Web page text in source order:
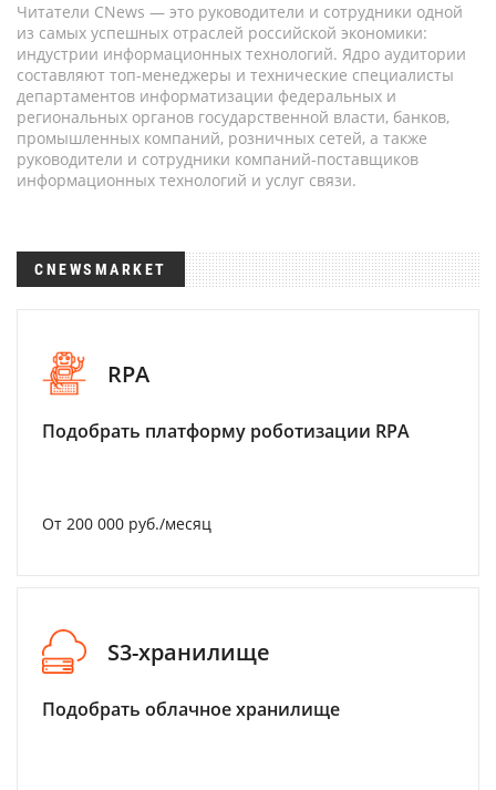
Читатели CNews — это руководители и сотрудники одной
из самых успешных отраслей российской экономики:
индустрии информационных технологий. Ядро аудитории
составляют топ-менеджеры и технические специалисты
департаментов информатизации федеральных и
региональных органов государственной власти, банков,
промышленных компаний, розничных сетей, а также
руководители и сотрудники компаний-поставщиков
информационных технологий и услуг связи.
CNEWSMARKET
RPA
Подобрать платформу роботизации RPA
От 200 000 руб./месяц
S3-хранилище
Подобрать облачное хранилище